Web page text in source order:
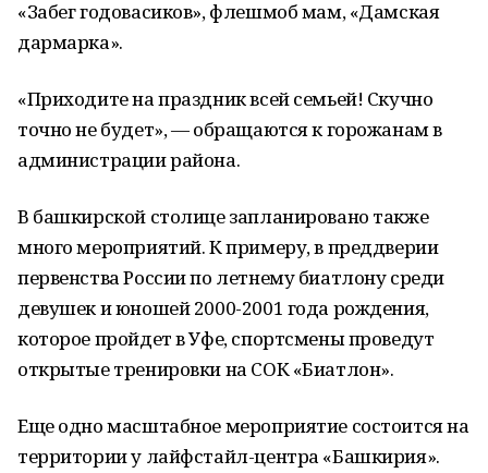
«Забег годовасиков», флешмоб мам, «Дамская
дармарка».
«Приходите на праздник всей семьей! Скучно
точно не будет», — обращаются к горожанам в
администрации района.
В башкирской столице запланировано также
много мероприятий. К примеру, в преддверии
первенства России по летнему биатлону среди
девушек и юношей 2000-2001 года рождения,
которое пройдет в Уфе, спортсмены проведут
открытые тренировки на СОК «Биатлон».
Еще одно масштабное мероприятие состоится на
территории у лайфстайл-центра «Башкирия».